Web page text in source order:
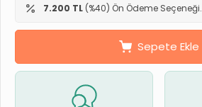
7.200 TL (%40) Ön Ödeme Seçeneği.
Sepete Ekle